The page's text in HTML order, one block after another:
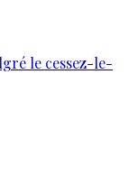
le cessez-le-